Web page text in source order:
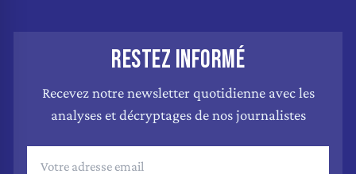
RESTEZ INFORMÉ
Recevez notre newsletter quotidienne avec les
analyses et décryptages de nos journalistes